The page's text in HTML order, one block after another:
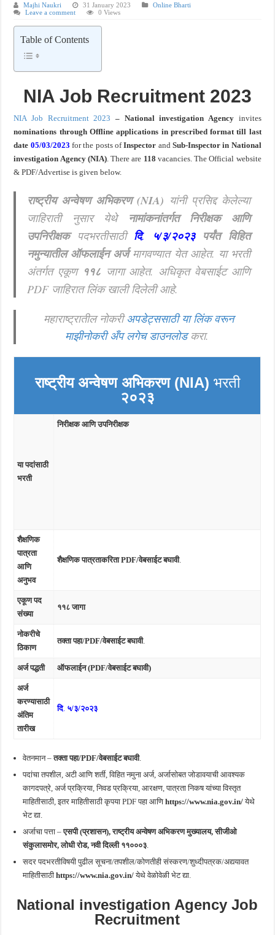
Majhi Naukri 31 January 2023
Online Bharti
Leave a comment
0 Views
Table of Contents
NIA Job Recruitment 2023
NIA Job Recruitment 2023 – National investigation Agency invites
nominations through Offline applications in prescribed format till last
date 05/03/2023 for the posts ofInspector andSub-Inspector in National
investigation Agency (NIA). There are 118 vacancies. The Official website
& PDF/Advertise is given below.
राष्ट्रीय अन्वेषण अभिकरण (NIA) यांनी प्रसिद्द केलेल्या
जाहिराती नुसार येथे नामांकनांतर्गत निरीक्षक आणि
उपनिरीक्षक पदभरतीसाठीदि. ५/३/२०२३ पर्यंत विहित
नमुन्यातील ऑफलाईन अर्जमागवण्यात येत आहेत. या भरती
अंतर्गत एकूण ११८जागा आहेत. अधिकृत वेबसाईट आणि
PDF जाहिरात लिंक खाली दिलेली आहे.
महाराष्ट्रातील नोकरीअपडेट्ससाठी या लिंक वरून
माझीनोकरी अँप लगेच डाउनलोडकरा.
राष्ट्रीय अन्वेषण अभिकरण (NIA) भरती
२०२३
या पदांसाठी
भरती
निरीक्षक आणि उपनिरीक्षक
शैक्षणिक
पात्रता
आणि
अनुभव
शैक्षणिक पात्रताकरिता PDF/वेबसाईट बघावी.
एकूण पद
संख्या
११८ जागा
नोकरीचे
ठिकाण
तक्ता पहा/PDF/वेबसाईट बघावी.
अर्ज पद्धती ऑफलाईन (PDF/वेबसाईट बघावी)
अर्ज
करण्यासाठी
अंतिम
तारीख
दि. ५/३/२०२३
वेतनमान –तक्ता पहा/PDF/वेबसाईट बघावी.
पदांचा तपशील, अटी आणि शर्ती, विहित नमुना अर्ज, अर्जासोबत जोडावयाची आवश्यक
कागदपत्रे, अर्ज प्रक्रिया, निवड प्रक्रिया, आरक्षण, पात्रता निकष यांच्या विस्तृत
माहितीसाठी, इतर माहितीसाठी कृपया PDF पहा आणिhttps://www.nia.gov.in/येथे
भेट द्या.
अर्जाचा पत्ता –एसपी (प्रशासन), राष्ट्रीय अन्वेषण अभिकरण मुख्यालय, सीजीओ
संकुलासमोर, लोधी रोड, नवी दिल्ली ११०००३
सदर पदभरतीविषयी पुढील सूचना/तपशील/कोणतीही संस्करण/शुध्दीपत्रक/अद्ययावत
माहितीसाठीhttps://www.nia.gov.in/येथे वेळोवेळी भेट द्या.
National investigation Agency Job
Recruitment